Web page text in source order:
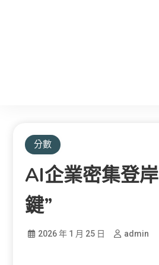
分數
AI企業密集登
鍵”
2026 年 1 月 25 日 admin